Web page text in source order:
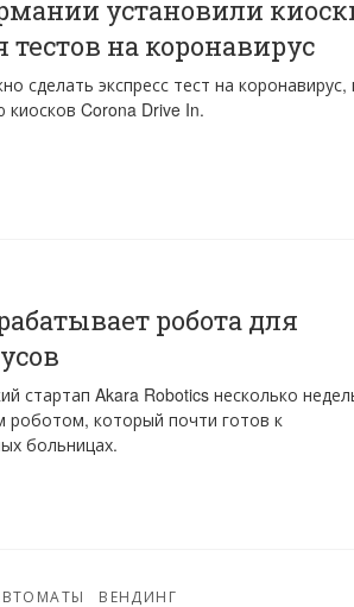
установили
на коронавирус
сделать экспресс тест на коронавирус,
Corona Drive In.
робота для
стартап Akara Robotics несколько
роботом, который почти готов к
больницах.
ВЕНДИНГ